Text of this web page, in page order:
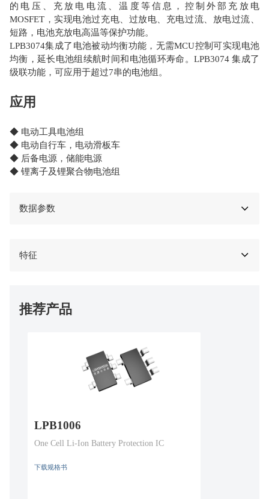
的电压、充放电电流、温度等信息，控制外部充放电
MOSFET，实现电池过充电、过放电、充电过流、放电过流、
短路，电池充放电高温等保护功能。
LPB3074集成了电池被动均衡功能，无需MCU控制可实现电池
均衡，延长电池组续航时间和电池循环寿命。LPB3074 集成了
级联功能，可应用于超过7串的电池组。
应用
◆ 电动工具电池组
◆ 电动自行车，电动滑板车
◆ 后备电源，储能电源
◆ 锂离子及锂聚合物电池组
数据参数
特征
推荐产品
LPB1006
One Cell Li-Ion Battery Protection IC
下载规格书